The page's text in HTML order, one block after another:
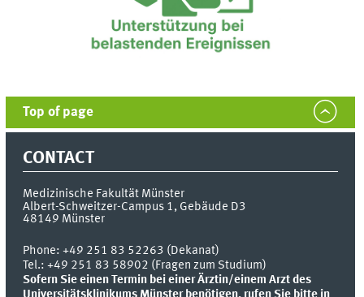
Top of page
CONTACT
Medizinische Fakultät Münster
Albert-Schweitzer-Campus 1, Gebäude D3
48149 Münster
Phone:+49 251 83 52263 (Dekanat)
Tel.: +49 251 83 58902 (Fragen zum Studium)
Sofern Sie einen Termin bei einer Ärztin/einem Arzt des